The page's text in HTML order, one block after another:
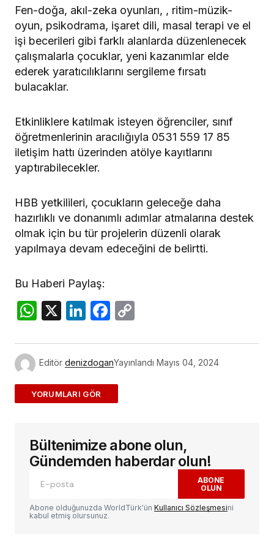
Fen-doğa, akıl-zeka oyunları, , ritim-müzik-
oyun, psikodrama, işaret dili, masal terapi ve el
işi becerileri gibi farklı alanlarda düzenlenecek
çalışmalarla çocuklar, yeni kazanımlar elde
ederek yaratıcılıklarını sergileme fırsatı
bulacaklar.
Etkinliklere katılmak isteyen öğrenciler, sınıf
öğretmenlerinin aracılığıyla 0531 559 17 85
iletişim hattı üzerinden atölye kayıtlarını
yaptırabilecekler.
HBB yetkilileri, çocukların geleceğe daha
hazırlıklı ve donanımlı adımlar atmalarına destek
olmak için bu tür projelerin düzenli olarak
yapılmaya devam edeceğini de belirtti.
Bu Haberi Paylaş:
WhatsApp
X LinkedIn
Facebook
Editör denizdoganYayınlandı Mayıs 04, 2024
ADD A COMMENT
E-posta adresiniz yayınlanmayacak.
alanlar*ile işaretlenmişlerdir
Yorum
Bültenimize abone olun,
Gündemden haberdar olun!
ABONE
OLUN
Abone olduğunuzda WorldTürk'ün Kullanıcı Sözleşmesini
kabul etmiş olursunuz.